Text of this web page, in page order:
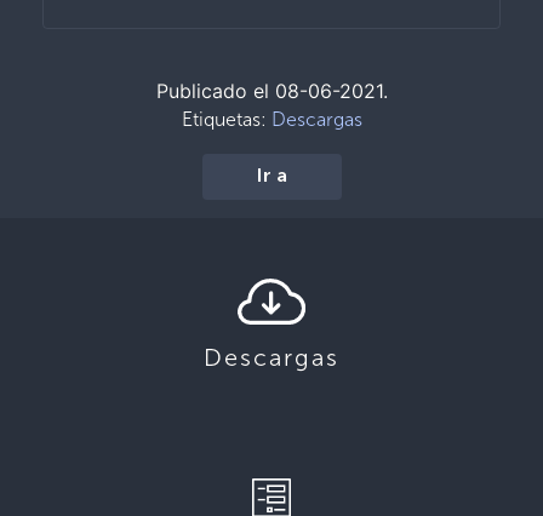
Publicado el 08-06-2021.
Etiquetas: Descargas
Ir a
Descargas